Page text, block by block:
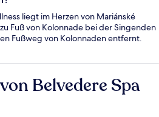
liegt im Herzen von Mariánské
Fuß von Kolonnade bei der Singenden
Fußweg von Kolonnaden entfernt.
Belvedere Spa